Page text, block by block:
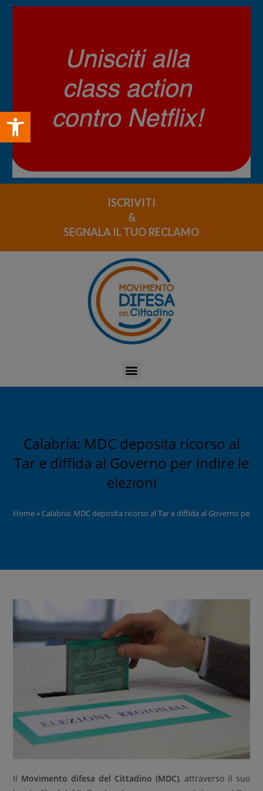
Open toolbar
ISCRIVITI
&
SEGNALA IL TUO RECLAMO
Calabria: MDC deposita ricorso al
Tar e diffida al Governo per indire le
elezioni
Home» Calabria: MDC deposita ricorso al Tar e diffida al Governo per
Il Movimento difesa del Cittadino (MDC), attraverso il suo